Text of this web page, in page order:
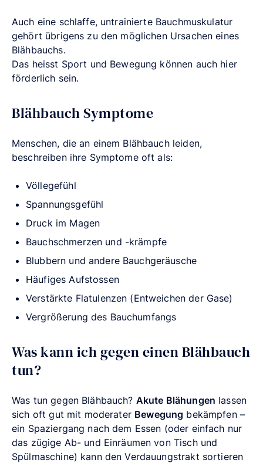
Auch eine schlaffe, untrainierte Bauchmuskulatur
gehört übrigens zu den möglichen Ursachen eines
Blähbauchs.
Das heisst Sport und Bewegung können auch hier
förderlich sein.
Blähbauch Symptome
Menschen, die an einem Blähbauch leiden,
beschreiben ihre Symptome oft als:
Völlegefühl
Spannungsgefühl
Druck im Magen
Bauchschmerzen und -krämpfe
Blubbern und andere Bauchgeräusche
Häufiges Aufstossen
Verstärkte Flatulenzen (Entweichen der Gase)
Vergrößerung des Bauchumfangs
Was kann ich gegen einen Blähbauch
tun?
Was tun gegen Blähbauch? Akute Blähungen lassen
sich oft gut mit moderater Bewegung bekämpfen –
ein Spaziergang nach dem Essen (oder einfach nur
das zügige Ab- und Einräumen von Tisch und
Spülmaschine) kann den Verdauungstrakt sortieren